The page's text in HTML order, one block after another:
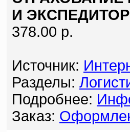
И
378.00 р.
Источник:
Разделы:
Подробнее:
Заказ: